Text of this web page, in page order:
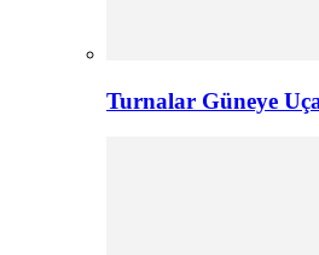
Turnalar Güneye